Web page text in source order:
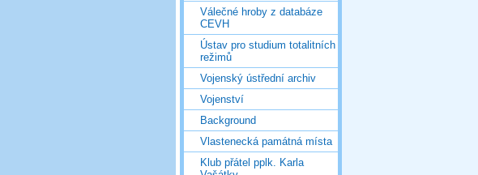
Válečné hroby z databáze
CEVH
Ústav pro studium totalitních
režimů
Vojenský ústřední archiv
Vojenství
Background
Vlastenecká památná místa
Klub přátel pplk. Karla